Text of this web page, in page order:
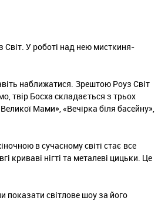
Світ. У роботі над нею мисткиня-
наближатися. Зрештою Роуз Світ
твір Босха складається з трьох
Мами», «Вечірка біля басейну»,
в сучасному світі стає все
нігті та металеві цицьки. Це
показати світлове шоу за його